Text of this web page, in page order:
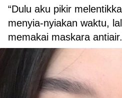
“Dulu aku pikir
menyia-nyiakan waktu,
memakai maskara